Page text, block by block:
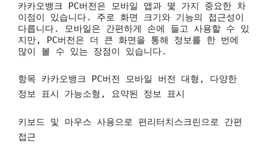
카카오뱅크 PC버전은 모바일 앱과 몇 가지 중요한 차
이점이 있습니다. 주로 화면 크기와 기능의 접근성이
다릅니다. 모바일은 간편하게 손에 들고 사용할 수 있
지만, PC버전은 더 큰 화면을 통해 정보를 한 번에
많이 볼 수 있는 장점이 있습니다.
항목 카카오뱅크 PC버전 모바일 버전 대형, 다양한
정보 표시 가능소형, 요약된 정보 표시
키보드 및 마우스 사용으로 편리터치스크린으로 간편
접근